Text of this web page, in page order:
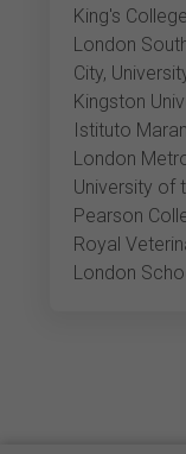
King's
London
City,
Kingston
Istituto
London
University of
Pearson
Royal
London